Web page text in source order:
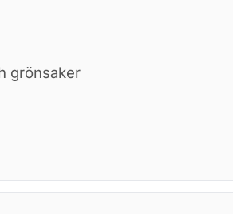
grönsaker